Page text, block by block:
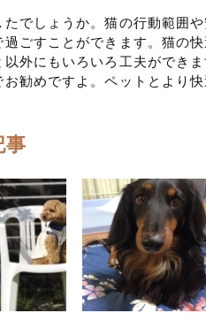
たでしょうか。猫の行動範囲
過ごすことができます。猫の
以外にもいろいろ工夫ができ
お勧めですよ。ペットとより
事